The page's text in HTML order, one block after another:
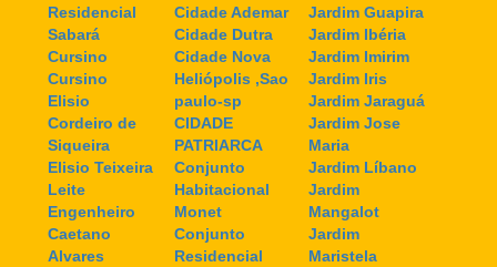
Residencial
Sabará
Cursino
Cursino
Elisio
Cordeiro de
Siqueira
Elisio Teixeira
Leite
Engenheiro
Caetano
Alvares
Cidade Ademar
Cidade Dutra
Cidade Nova
Heliópolis ,Sao
paulo-sp
CIDADE
PATRIARCA
Conjunto
Habitacional
Monet
Conjunto
Residencial
Jardim Guapira
Jardim Ibéria
Jardim Imirim
Jardim Iris
Jardim Jaraguá
Jardim Jose
Maria
Jardim Líbano
Jardim
Mangalot
Jardim
Maristela